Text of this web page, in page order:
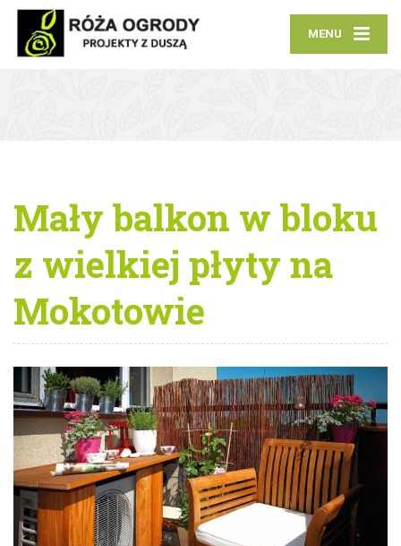
MENU
Mały balkon w bloku
z wielkiej płyty na
Mokotowie